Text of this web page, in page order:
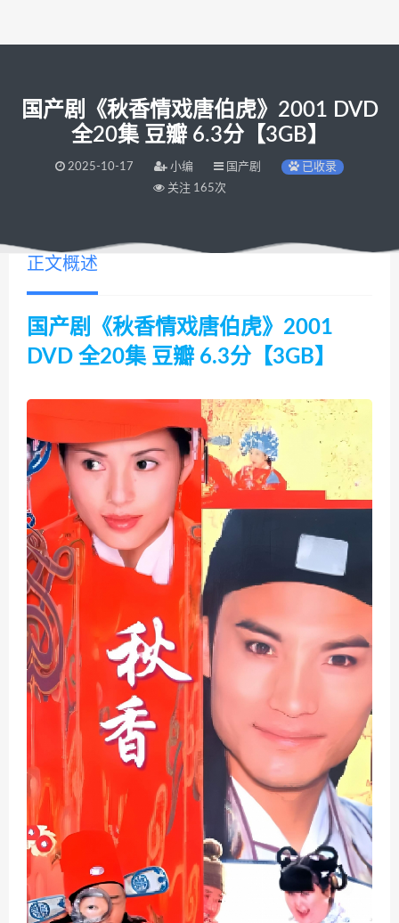
国产剧《秋香情戏唐伯虎》2001 DVD
全20集 豆瓣 6.3分【3GB】
2025-10-17 小编 国产剧
已收录
关注 165次
正文概述
国产剧《秋香情戏唐伯虎》2001
DVD 全20集 豆瓣 6.3分【3GB】